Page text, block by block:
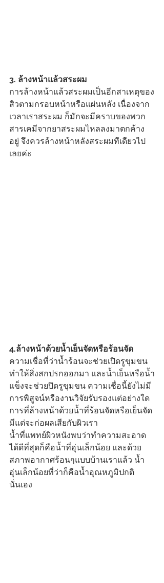
3. ล้างหน้าแล้วสระผม
การล้างหน้าแล้วสระผมเป็นอีกสาเหตุของ
สิวตามกรอบหน้าหรือแผ่นหลัง เนื่องจาก
เวลาเราสระผม ก็มักจะมีคราบของพวก
สารเคมีจากยาสระผมไหลลงมาตกค้าง
อยู่ จึงควรล้างหน้าหลังสระผมทีเดียวไป
เลยค่ะ
4.ล้างหน้าด้วยน้ำเย็นจัดหรือร้อนจัด
ความเชื่อที่ว่าน้ำร้อนจะช่วยเปิดรูขุมขน
ทำให้สิ่งสกปรกออกมา และน้ำเย็นหรือน้ำ
แข็งจะช่วยปิดรูขุมขน ความเชื่อนี้ยังไม่มี
การพิสูจน์หรืองานวิจัยรับรองแต่อย่างใด
การที่ล้างหน้าด้วยน้ำที่ร้อนจัดหรือเย็นจัด
มีแต่จะก่อผลเสียกับผิวเรา
น้ำที่แพทย์ผิวหนังพบว่าทำความสะอาด
ได้ดีที่สุดก็คือน้ำที่อุ่นเล็กน้อย และด้วย
สภาพอากาศร้อนๆแบบบ้านเราแล้ว น้ำ
อุ่นเล็กน้อยที่ว่าก็คือน้ำอุณหภูมิปกติ
นั่นเอง